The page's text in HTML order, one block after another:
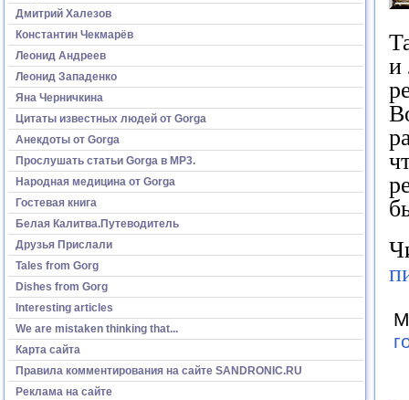
Дмитрий Халезов
Константин Чекмарёв
Леонид Андреев
Леонид Западенко
Яна Черничкина
Цитаты известных людей от Gorga
Анекдоты от Gorga
Прослушать статьи Gorga в МР3.
Народная медицина от Gorga
Гостевая книга
Белая Калитва.Путеводитель
Друзья Прислали
Tales from Gorg
Dishes from Gorg
Interesting articles
We are mistaken thinking that...
Карта сайта
Правила комментирования на сайте SANDRONIC.RU
Реклама на сайте
и